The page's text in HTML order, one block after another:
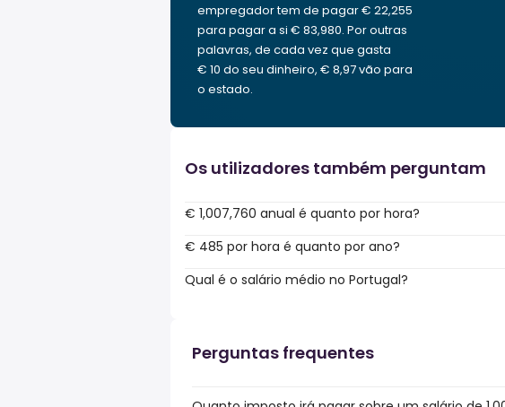
empregador tem de pagar € 22,255
para pagar a si € 83,980. Por outras
palavras, de cada vez que gasta
€ 10 do seu dinheiro, € 8,97 vão para
o estado.
Os utilizadores também perguntam
€ 1,007,760 anual é quanto por hora?
€ 485 por hora é quanto por ano?
Qual é o salário médio no Portugal?
Perguntas frequentes